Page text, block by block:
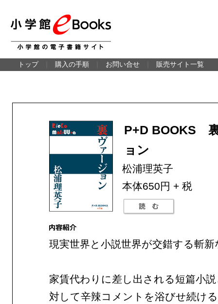
トップ 購入の手順 お問い合せ 販売サイト一覧
P+D BOOKS
ョン
松浦理英子
本体650円 + 税
現実世界と小説世界が交錯する斬新
家賃代わりに差し出される短篇小
対して辛辣コメントを浴びせ続け